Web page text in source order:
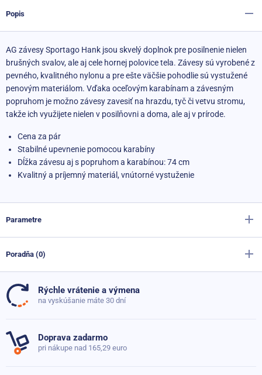
Popis
AG závesy Sportago Hank jsou skvelý doplnok pre posilnenie nielen
brušných svalov, ale aj cele hornej polovice tela. Závesy sú vyrobené z
pevného, kvalitného nylonu a pre ešte väčšie pohodlie sú vystužené
penovým materiálom. Vďaka oceľovým karabínam a závesným
popruhom je možno závesy zavesiť na hrazdu, tyč či vetvu stromu,
takže ich využijete nielen v posilňovni a doma, ale aj v prírode.
Cena za pár
Stabilné upevnenie pomocou karabíny
Dĺžka závesu aj s popruhom a karabínou: 74 cm
Kvalitný a príjemný materiál, vnútorné vystuženie
Parametre
Výrobca
Farba
Materiál Nylon
Dĺžka
Šírka 8 cm
Poradňa (0)
Doteraz neboli pridané žiadne otázky. Pýtajte sa nás,
Položiť dotaz
Rýchle vrátenie a výmena
na vyskúšanie máte 30 dní
Doprava zadarmo
pri nákupe nad 165,29 euro